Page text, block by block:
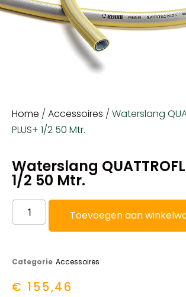
Home / Accessoires / Waterslang
PLUS+ 1/2 50 Mtr.
Waterslang
1/2 50 Mtr.
Toevoegen aan
Categorie Accessoires
€ 155,46